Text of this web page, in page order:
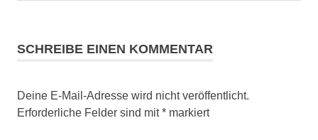
SCHREIBE EINEN KOMMENTAR
Deine E-Mail-Adresse wird nicht veröffentlicht.
Erforderliche Felder sind mit* markiert